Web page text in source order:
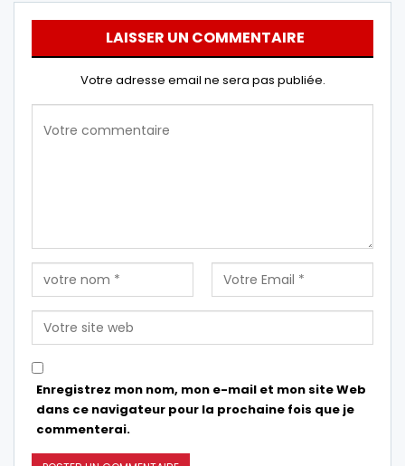
LAISSER UN COMMENTAIRE
Votre adresse email ne sera pas publiée.
Enregistrez mon nom, mon e-mail et mon site Web
dans ce navigateur pour la prochaine fois que je
commenterai.